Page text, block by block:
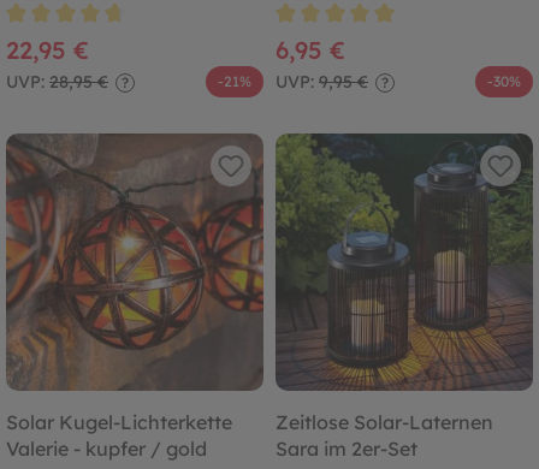
22,95 €
UVP: 28,95 € ? -21%
6,95 €
UVP: 9,95 € ? -30%
Solar Kugel-Lichterkette
Valerie - kupfer / gold
Zeitlose Solar-Laternen
Sara im 2er-Set